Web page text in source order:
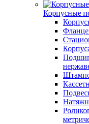
Корпусные